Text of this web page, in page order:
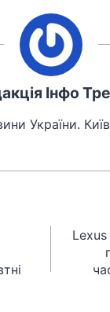
Інфо
України.